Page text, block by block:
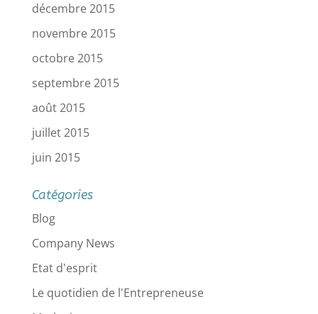
décembre 2015
novembre 2015
octobre 2015
septembre 2015
août 2015
juillet 2015
juin 2015
Catégories
Blog
Company News
Etat d'esprit
Le quotidien de l'Entrepreneuse